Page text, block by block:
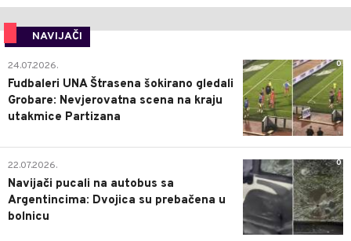
NAVIJAČI
0
24.07.2026.
Fudbaleri UNA Štrasena šokirano gledali
Grobare: Nevjerovatna scena na kraju
utakmice Partizana
0
22.07.2026.
Navijači pucali na autobus sa
Argentincima: Dvojica su prebačena u
bolnicu